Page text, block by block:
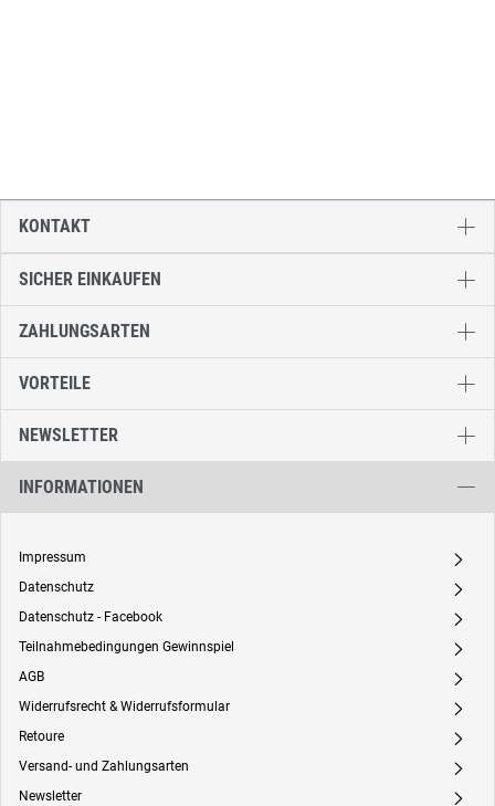
SICHER EINKAUFEN
ZAHLUNGSARTEN
VORTEILE
NEWSLETTER
INFORMATIONEN
Impressum A
Datenschutz A
Datenschutz - Facebook A
Teilnahmebedingungen Gewinnspiel A
AGB A
Widerrufsrecht & Widerrufsformular A
Retoure A
Versand- und Zahlungsarten A
Newsletter A
KONTAKT